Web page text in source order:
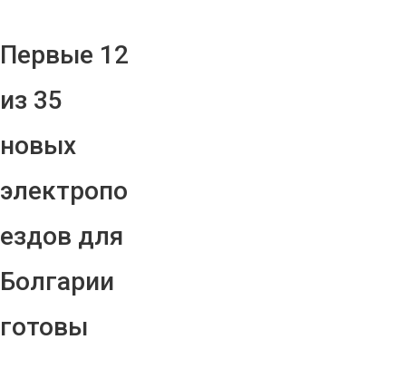
Первые 12
из 35
новых
электропо
ездов для
Болгарии
готовы